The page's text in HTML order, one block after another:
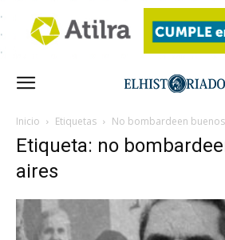
Inicio Etiquetas No bombardeen
Etiqueta: no
aires